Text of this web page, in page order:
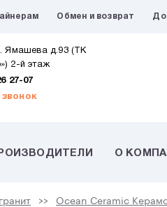
Обмен и возврат
Ямашева д.93 (ТК
2-й этаж
27-07
звонок
О
Ocean Ceramic